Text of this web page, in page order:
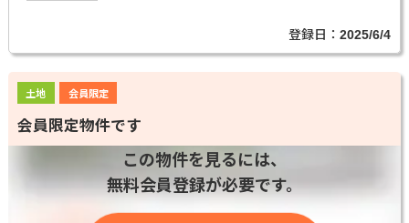
登録日：2025/6/4
土地 会員限定
会員限定物件です
この物件を見るには、
無料会員登録が必要です。